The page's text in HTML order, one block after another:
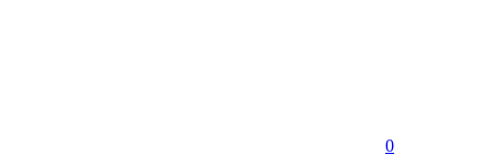
0